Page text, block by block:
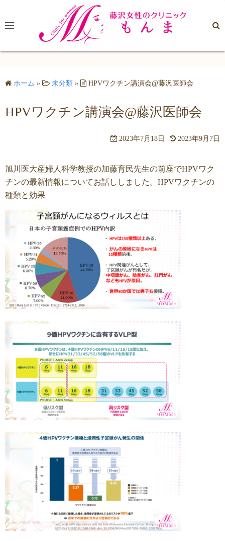
テ
ス
ッ
ホーム » 未分類 » HPVワクチン講演会@藤沢医師会
HPVワクチン講演会@藤沢医師会
2023年7月18日 2023年9月7日
旭川医大産婦人科学教授の加藤育民先生の前座でHPVワク
チンの最新情報についてお話ししました。HPVワクチンの
種類と効果